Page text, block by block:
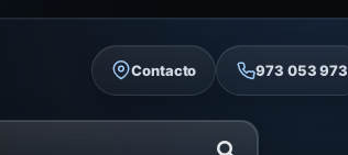
Contacto 973 053 973